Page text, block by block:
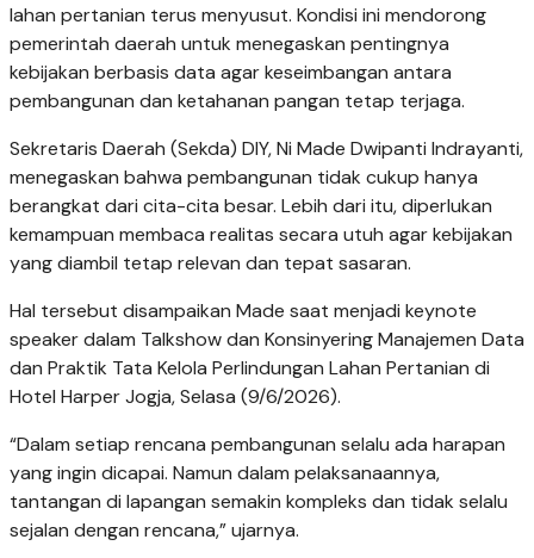
lahan pertanian terus menyusut. Kondisi ini mendorong
pemerintah daerah untuk menegaskan pentingnya
kebijakan berbasis data agar keseimbangan antara
pembangunan dan ketahanan pangan tetap terjaga.
Sekretaris Daerah (Sekda) DIY, Ni Made Dwipanti Indrayanti,
menegaskan bahwa pembangunan tidak cukup hanya
berangkat dari cita-cita besar. Lebih dari itu, diperlukan
kemampuan membaca realitas secara utuh agar kebijakan
yang diambil tetap relevan dan tepat sasaran.
Hal tersebut disampaikan Made saat menjadi keynote
speaker dalam Talkshow dan Konsinyering Manajemen Data
dan Praktik Tata Kelola Perlindungan Lahan Pertanian di
Hotel Harper Jogja, Selasa (9/6/2026).
“Dalam setiap rencana pembangunan selalu ada harapan
yang ingin dicapai. Namun dalam pelaksanaannya,
tantangan di lapangan semakin kompleks dan tidak selalu
sejalan dengan rencana,” ujarnya.